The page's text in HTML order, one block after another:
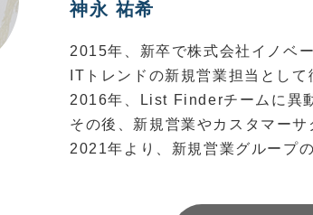
神永 祐希
2015年、新卒で株式会社イノベ
ITトレンドの新規営業担当として
2016年、List Finderチームに異
その後、新規営業やカスタマー
2021年より、新規営業グループ